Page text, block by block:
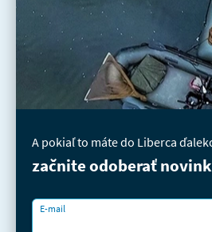
A pokiaľ to máte do Liberca
začnite odoberať
E-mail